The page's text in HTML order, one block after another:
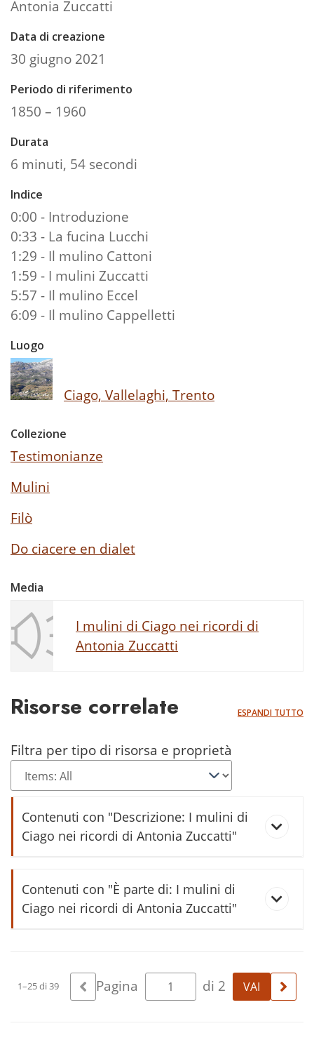
Antonia Zuccatti
Data di creazione
30 giugno 2021
Periodo di riferimento
1850 – 1960
Durata
6 minuti, 54 secondi
Indice
0:00 - Introduzione
0:33 - La fucina Lucchi
1:29 - Il mulino Cattoni
1:59 - I mulini Zuccatti
5:57 - Il mulino Eccel
6:09 - Il mulino Cappelletti
Luogo
Ciago, Vallelaghi, Trento
Collezione
Testimonianze
Mulini
Filò
Do ciacere en dialet
Media
I mulini di Ciago nei ricordi di
Antonia Zuccatti
Risorse correlate ESPANDI TUTTO
Filtra per tipo di risorsa e proprietà
Contenuti con "Descrizione: I mulini di
Ciago nei ricordi di Antonia Zuccatti"
Il mulino di legno scomparso
Mulino Zuccatti
Natalia coi suo bimbi
Contenuti con "È parte di: I mulini di
Ciago nei ricordi di Antonia Zuccatti"
assà (asà)
1–25 di 39 Pagina di 2